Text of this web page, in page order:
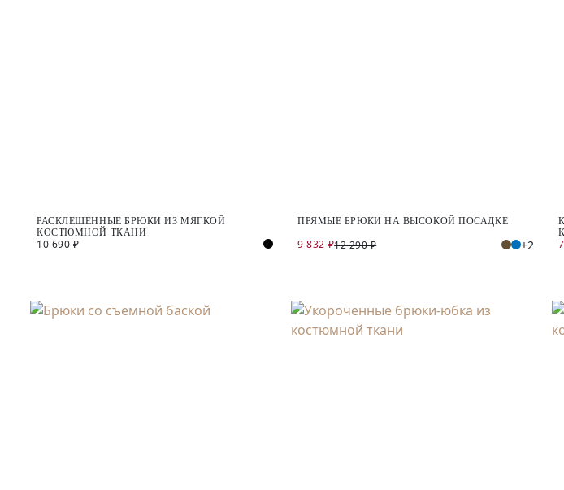
РАСКЛЕШЕННЫЕ БРЮКИ ИЗ МЯГКОЙ
КОСТЮМНОЙ ТКАНИ
10 690 ₽
ПРЯМЫЕ БРЮКИ НА ВЫСОКОЙ ПОСАДКЕ
9 832 ₽12 290 ₽ +2